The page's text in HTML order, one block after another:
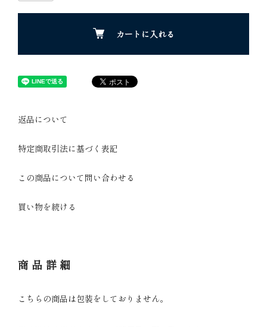
カートに入れる
返品について
特定商取引法に基づく表記
この商品について問い合わせる
買い物を続ける
商品詳細
こちらの商品は包装をしておりません。